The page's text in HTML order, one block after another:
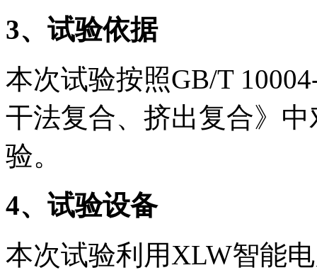
3、试验依据
本次试验按照GB/T
干法复合、挤出复合》
验。
4、试验设备
本次试验利用XLW智能